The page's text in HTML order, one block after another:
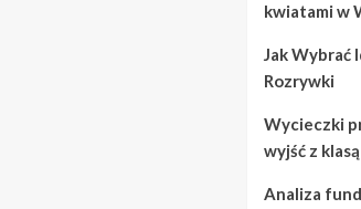
kwiatami w
Jak Wybrać
Rozrywki
Wycieczki
wyjść z
Analiza